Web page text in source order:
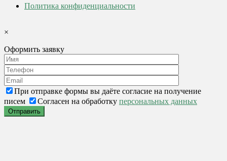
Политика конфиденциальности
×
Оформить заявку
При отправке формы вы даёте согласие на получение
писем
Согласен на обработку персональных данных